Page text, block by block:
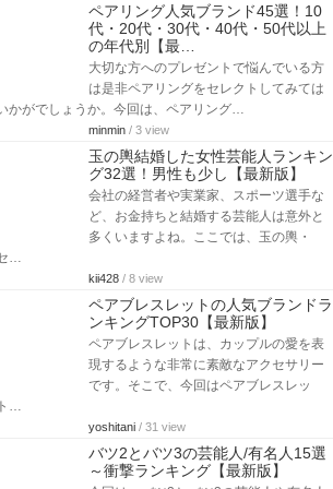
ペアリング人気ブランド45選！10
代・20代・30代・40代・50代以上
の年代別【最…
大切な方へのプレゼントで悩んでいる方
は是非ペアリングをセレクトしてみては
かがでしょうか。今回は、ペアリング…
minmin / 3 view
玉の輿結婚した女性芸能人ランキン
グ32選！男性も少し【最新版】
会社の経営者や実業家、スポーツ選手な
ど、お金持ちと結婚する芸能人は意外と
多くいますよね。ここでは、玉の輿・
…
kii428 / 8 view
ペアブレスレットの人気ブランドラ
ンキングTOP30【最新版】
ペアブレスレットは、カップルの愛を表
現するような非常に素敵なアクセサリー
です。そこで、今回はペアブレスレッ
…
yoshitani / 31 view
バツ2とバツ3の芸能人/有名人15選
～衝撃ランキング【最新版】